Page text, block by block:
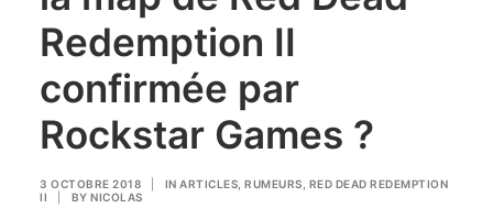
Redemption II
confirmée par
Rockstar Games ?
3 OCTOBRE 2018 IN ARTICLES RUMEURS RED DEAD REDEMPTION
II
BY NICOLAS